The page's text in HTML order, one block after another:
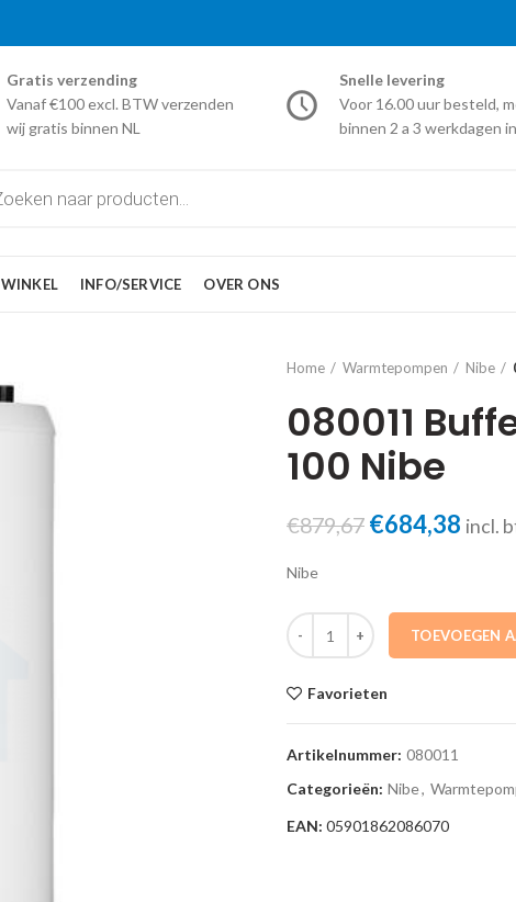
Gratis verzending
Vanaf €100 excl. BTW verzenden
wij gratis binnen NL
Snelle levering
Voor 16.00 uur besteld,
binnen 2 a 3 werkdagen
WINKEL INFO/SERVICE OVER ONS
Home Warmtepompen Nibe
080011
100 Nibe
€879,67
€879,67.
€684,38 incl.
Nibe
080011 Buffervat UKV 20-100
TOEVOEGEN
Favorieten
Artikelnummer: 080011
Categorieën: Nibe,
EAN: 05901862086070